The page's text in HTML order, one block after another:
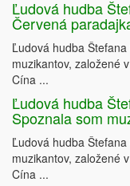
Ľudová hudba
Červená
Ľudová hudba
muzikantov, založené
Cína ...
Ľudová hudba
Spoznala som
Ľudová hudba
muzikantov, založené
Cína ...